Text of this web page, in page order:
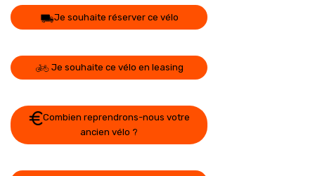
Je souhaite réserver ce vélo
Je souhaite ce vélo en leasing
Combien reprendrons-nous votre
ancien vélo ?